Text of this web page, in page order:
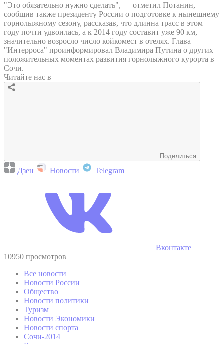
"Это обязательно нужно сделать", — отметил Потанин,
сообщив также президенту России о подготовке к нынешнему
горнолыжному сезону, рассказав, что длинна трасс в этом
году почти удвоилась, а к 2014 году составит уже 90 км,
значительно возросло число койкомест в отелях. Глава
"Интерроса" проинформировал Владимира Путина о других
положительных моментах развития горнолыжного курорта в
Сочи.
Читайте нас в
Поделиться
Дзен Новости Telegram
Вконтакте
10950 просмотров
Все новости
Новости России
Общество
Новости политики
Туризм
Новости Экономики
Новости спорта
Сочи-2014